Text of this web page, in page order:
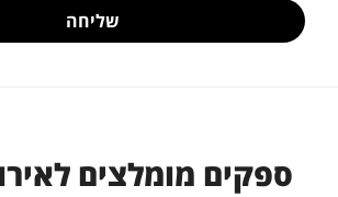
שליחה
ספקים מומלצים